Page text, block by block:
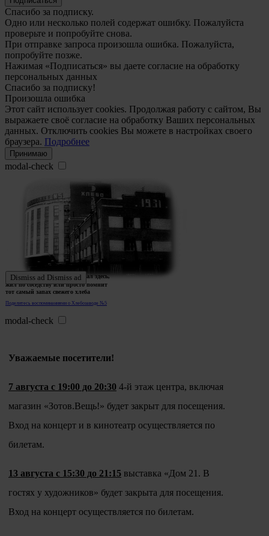
Спасибо за подписку.
Одно или несколько полей содержат ошибку. Пожалуйста
проверьте и попробуйте снова.
При отправке запроса произошла ошибка. Пожалуйста,
попробуйте позже.
Нажимая «Подписаться» вы даете согласие на обработку
персональных данных
Спасибо за подписку!
Произошла ошибка
Этот сайт использует cookies. Продолжая работу с сайтом, Вы
выражаете своё согласие на обработку Ваших персональных
данных. Отключить cookies Вы можете в настройках своего
браузера. Подробнее
Принимаю
modal-check
Поделитесь воспоминаниями о Хлебозаводе №5
Ждем истории тех, кто работал здесь,
жил по соседству или просто помнит
тот самый запах свежего хлеба
Dismiss ad Dismiss ad
modal-check
Уважаемые посетители!
7 августа с 19:00 до 20:30 4-й этаж центра, включая
магазин «Зотов.Вещь!» будет закрыт для посещения.
Вход на концерт и в кинотеатр осуществляется по
билетам.
13 августа с 15:30 до 21:15 выставка «Дом 21. В
гостях у художников» будет закрыта для посещения.
Вход на концерт осуществляется по билетам.